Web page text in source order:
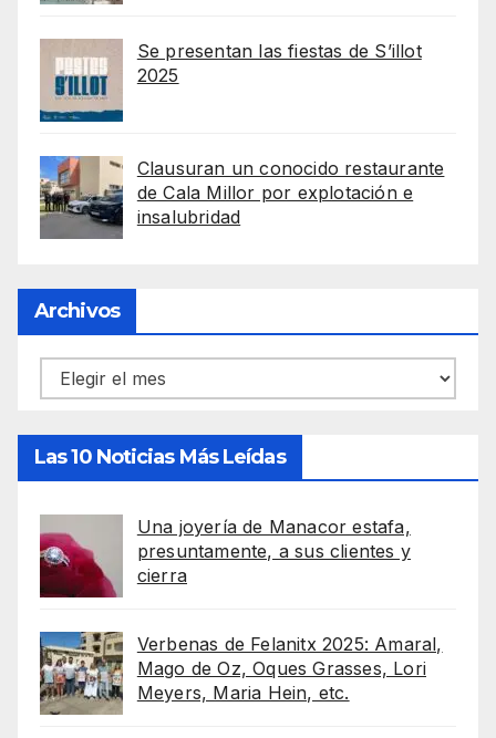
Se presentan las fiestas de S’illot
2025
Clausuran un conocido restaurante
de Cala Millor por explotación e
insalubridad
Archivos
Archivos
Las 10 Noticias Más Leídas
Una joyería de Manacor estafa,
presuntamente, a sus clientes y
cierra
Verbenas de Felanitx 2025: Amaral,
Mago de Oz, Oques Grasses, Lori
Meyers, Maria Hein, etc.